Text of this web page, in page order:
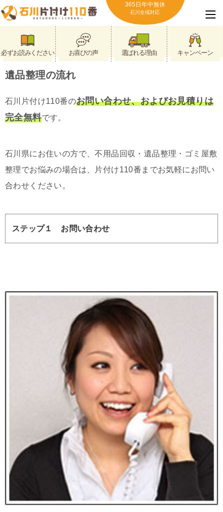
365日年中無休
石川全域対応
必ずお読みください お喜びの声 選ばれる理由 キャンペーン
遺品整理の流れ
石川片付け110番のお問い合わせ、およびお見積りは
完全無料です。
石川県にお住いの方で、不用品回収・遺品整理・ゴミ屋敷
整理でお悩みの場合は、片付け110番までお気軽にお問い
合わせください。
ステップ１ お問い合わせ